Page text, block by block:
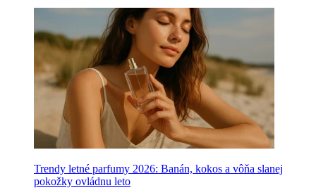
Trendy letné parfumy 2026: Banán, kokos a vôňa slanej
pokožky ovládnu leto